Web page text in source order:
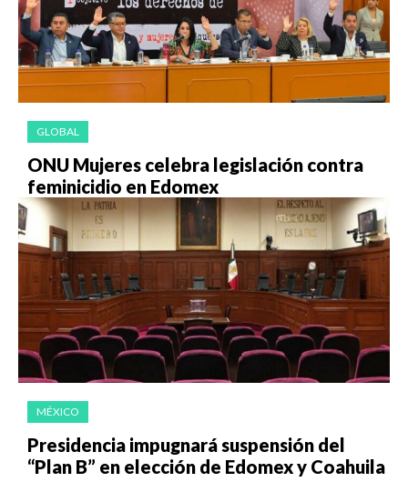
GLOBAL
ONU Mujeres celebra legislación contra
feminicidio en Edomex
MÉXICO
Presidencia impugnará suspensión del
“Plan B” en elección de Edomex y Coahuila